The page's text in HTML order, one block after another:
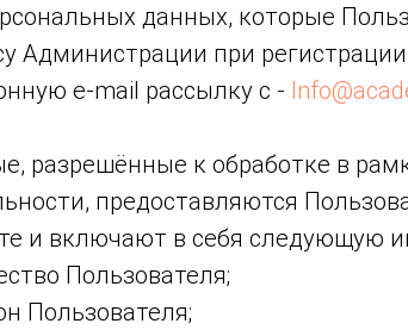
данных, которые
Администрации при
e-mail рассылку с -
разрешённые к обработке в
предоставляются
и включают в себя следующую
Пользователя;
Пользователя;